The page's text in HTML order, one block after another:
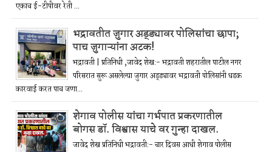
एकाच ई-टीपीवर रेती ...
भद्रावतीत जुगार अड्ड्यावर पोलिसांचा छापा;
पाच जुगाऱ्यांना अटक!
भद्रावती | प्रतिनिधी ,जावेद शेख:- भद्रावती शहरातील पाटील नगर
परिसरात सुरू असलेल्या जुगार अड्ड्यावर भद्रावती पोलिसांनी धडक
कारवाई करत पाच जणा...
शेगाव पोलीस यांचा गर्भपात प्रकरणातील
बोगस डॉ. विश्वास याचे वर गुन्हा दाखल.
जावेद शेख प्रतिनिधी भद्रावती:- चार दिवस आधी शेगाव पोलीस